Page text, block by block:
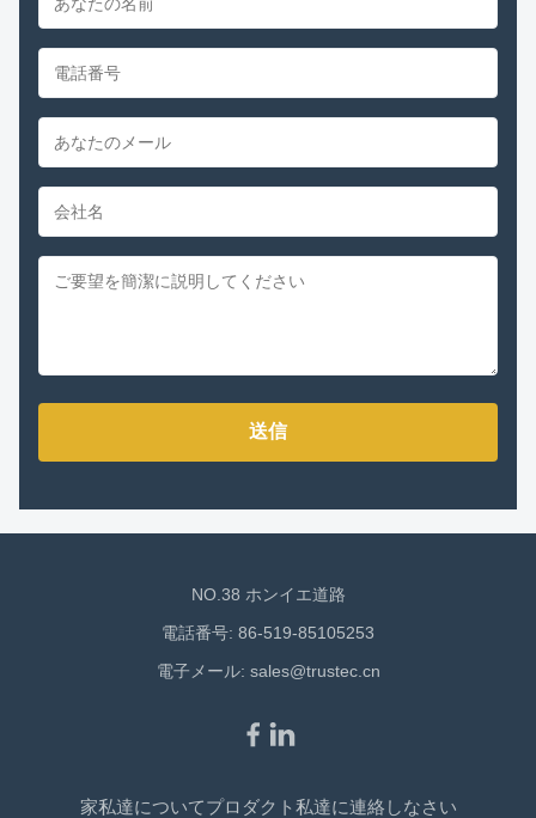
送信
NO.38 ホンイエ道路
電話番号: 86-519-85105253
電子メール: sales@trustec.cn
家私達についてプロダクト 私達に連絡しなさい